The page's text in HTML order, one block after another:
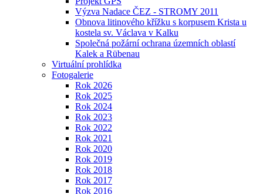
Výzva Nadace ČEZ - STROMY 2011
Obnova litinového křížku s korpusem Krista u
kostela sv. Václava v Kalku
Společná požární ochrana územních oblastí
Kalek a Rübenau
Virtuální prohlídka
Fotogalerie
Rok 2026
Rok 2025
Rok 2024
Rok 2023
Rok 2022
Rok 2021
Rok 2020
Rok 2019
Rok 2018
Rok 2017
Rok 2016